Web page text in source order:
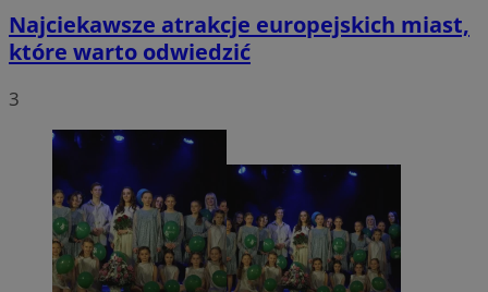
Najciekawsze atrakcje europejskich miast,
które warto odwiedzić
3